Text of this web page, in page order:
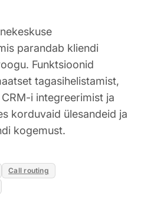
parandab kliendi
Funktsioonid
tagasihelistamist,
i integreerimist ja
korduvaid ülesandeid ja
kogemust.
Call routing